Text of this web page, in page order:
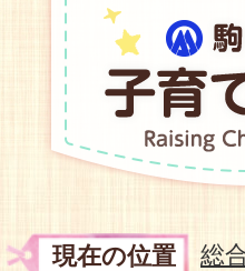
現在の位置 総